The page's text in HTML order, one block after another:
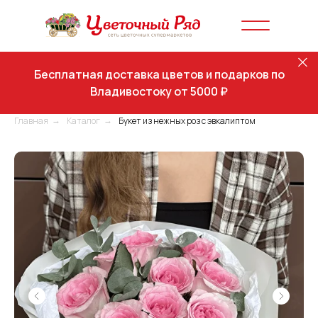
Бесплатная доставка цветов и подарков по
Владивостоку от 5000 ₽
Главная → Каталог → Букет из нежных роз с эвкалиптом